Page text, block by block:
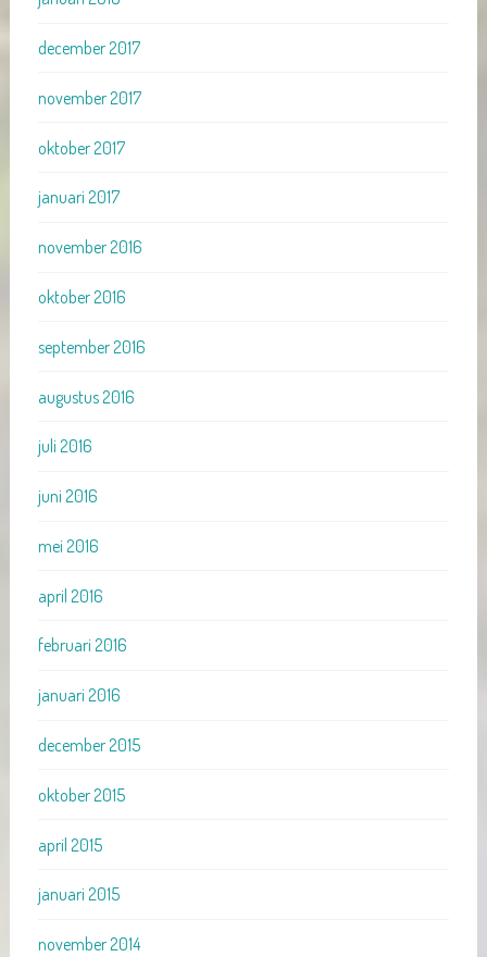
december 2017
november 2017
oktober 2017
januari 2017
november 2016
oktober 2016
september 2016
augustus 2016
juli 2016
juni 2016
mei 2016
april 2016
februari 2016
januari 2016
december 2015
oktober 2015
april 2015
januari 2015
november 2014